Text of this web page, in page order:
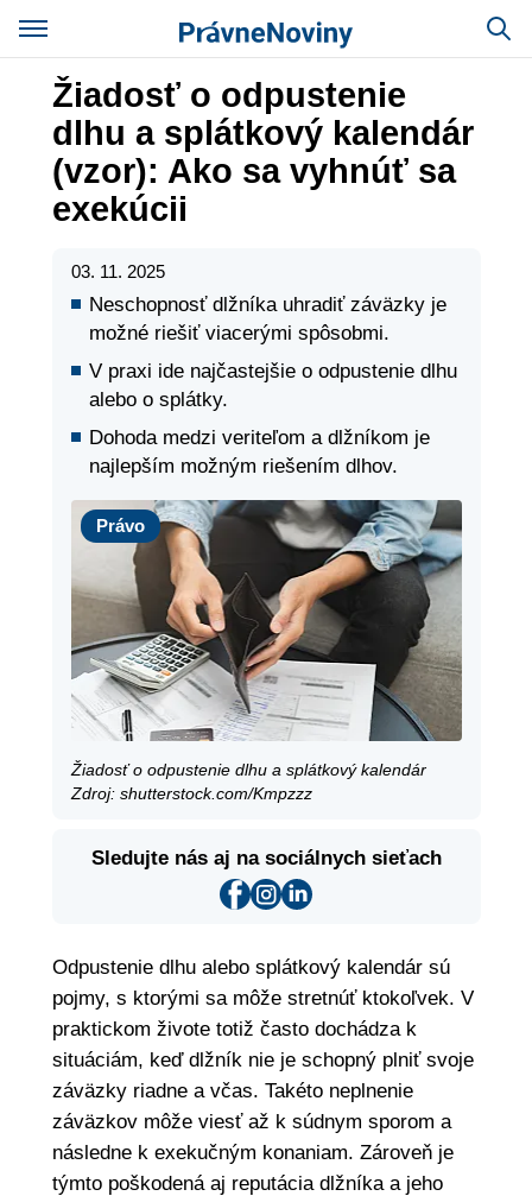
Žiadosť o odpustenie
dlhu a splátkový kalendár
(vzor): Ako sa vyhnúť sa
exekúcii
03. 11. 2025
Neschopnosť dlžníka uhradiť záväzky je
možné riešiť viacerými spôsobmi.
V praxi ide najčastejšie o odpustenie dlhu
alebo o splátky.
Dohoda medzi veriteľom a dlžníkom je
najlepším možným riešením dlhov.
Právo
Právo
Žiadosť o odpustenie dlhu a splátkový kalendár
Zdroj: shutterstock.com/Kmpzzz
Sledujte nás aj na sociálnych sieťach
Odpustenie dlhu alebo splátkový kalendár sú
pojmy, s ktorými sa môže stretnúť ktokoľvek. V
praktickom živote totiž často dochádza k
situáciám, keď dlžník nie je schopný plniť svoje
záväzky riadne a včas. Takéto neplnenie
záväzkov môže viesť až k súdnym sporom a
následne k exekučným konaniam. Zároveň je
týmto poškodená aj reputácia dlžníka a jeho